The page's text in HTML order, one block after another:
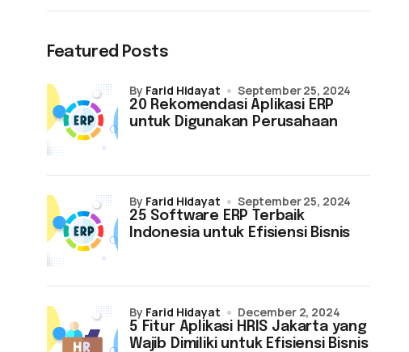
Featured Posts
20 Rekomendasi Aplikasi ERP
untuk Digunakan Perusahaan
by Farid Hidayat September 25, 2024
25 Software ERP Terbaik
Indonesia untuk Efisiensi Bisnis
by Farid Hidayat September 25, 2024
5 Fitur Aplikasi HRIS Jakarta yang
Wajib Dimiliki untuk Efisiensi Bisnis
by Farid Hidayat December 2, 2024